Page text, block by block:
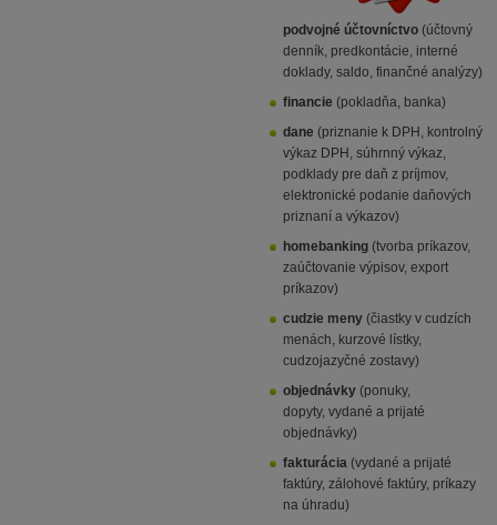
podvojné účtovníctvo (účtovný
denník, predkontácie, interné
doklady, saldo, finančné analýzy)
financie (pokladňa, banka)
dane (priznanie k DPH, kontrolný
výkaz DPH, súhrnný výkaz,
podklady pre daň z príjmov,
elektronické podanie daňových
priznaní a výkazov)
homebanking (tvorba príkazov,
zaúčtovanie výpisov, export
príkazov)
cudzie meny (čiastky v cudzích
menách, kurzové lístky,
cudzojazyčné zostavy)
objednávky (ponuky,
dopyty, vydané a prijaté
objednávky)
fakturácia (vydané a prijaté
faktúry, zálohové faktúry, príkazy
na úhradu)